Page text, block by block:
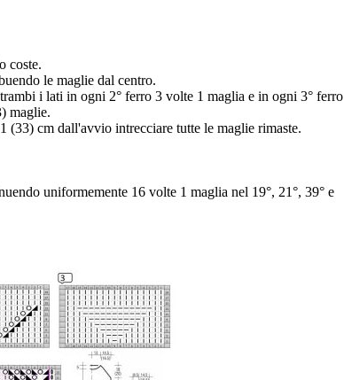
coste.
le maglie dal centro.
i lati in ogni 2° ferro 3 volte 1 maglia e in ogni 3° ferro
maglie.
(33) cm dall'avvio intrecciare tutte le maglie rimaste.
uniformemente 16 volte 1 maglia nel 19°, 21°, 39° e